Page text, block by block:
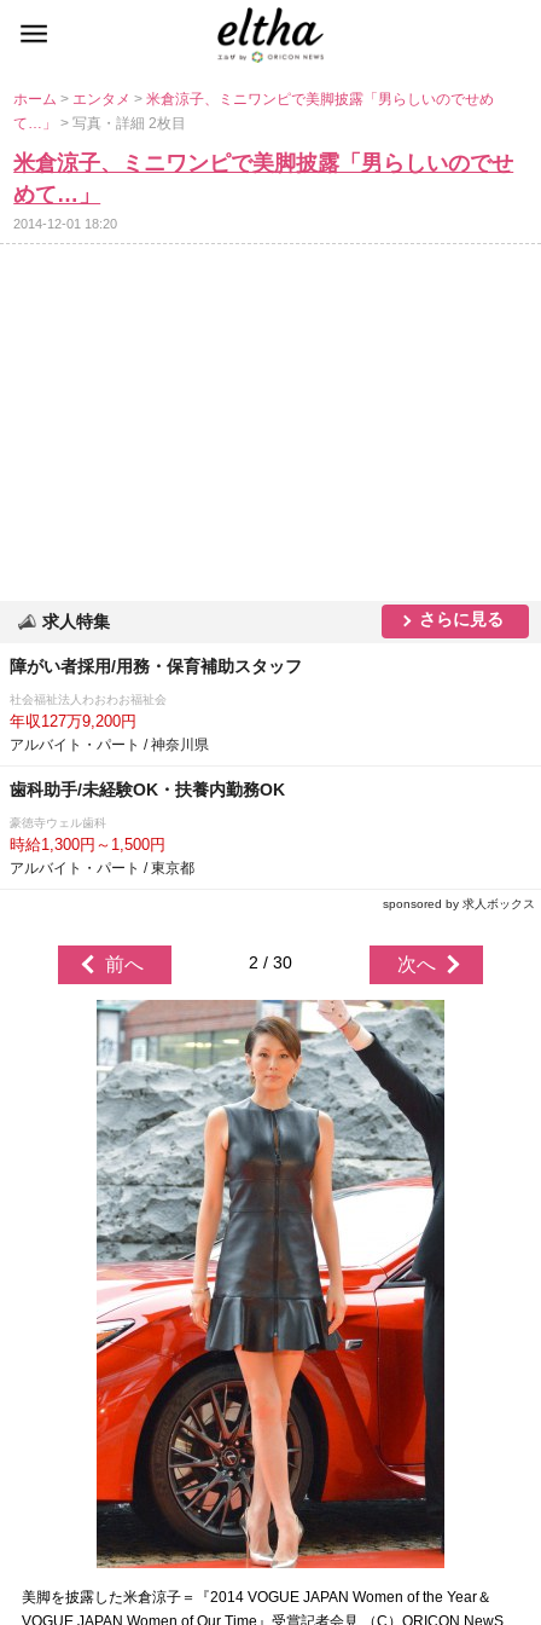
ホーム> エンタメ>米倉涼子、ミニワンピで美脚披露「男らしいのでせめ
て…」> 写真・詳細 2枚目
米倉涼子、ミニワンピで美脚披露「男らしいのでせ
めて…」
2014-12-01 18:20
求人特集 さらに見る
障がい者採用/用務・保育補助スタッフ
社会福祉法人わおわお福祉会
年収127万9,200円
アルバイト・パート / 神奈川県
歯科助手/未経験OK・扶養内勤務OK
豪徳寺ウェル歯科
時給1,300円～1,500円
アルバイト・パート / 東京都
sponsored by 求人ボックス
前へ 2 / 30 次へ
美脚を披露した米倉涼子＝『2014 VOGUE JAPAN Women of the Year＆
VOGUE JAPAN Women of Our Time』受賞記者会見 （C）ORICON NewS